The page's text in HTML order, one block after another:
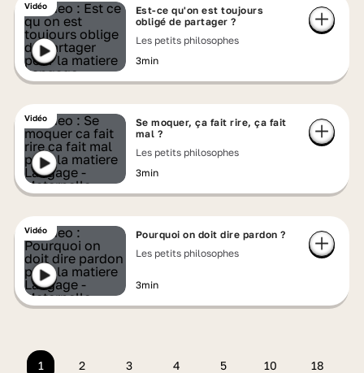
Vidéo
Est-ce qu'on est toujours
obligé de partager ?
Les petits philosophes
3min
Vidéo
Se moquer, ça fait rire, ça fait
mal ?
Les petits philosophes
3min
Vidéo
Pourquoi on doit dire pardon ?
Les petits philosophes
3min
1 2 3 4 5 10 18